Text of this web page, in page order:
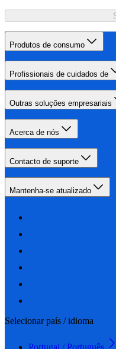
Produtos de consumo
Profissionais de cuidados de
Outras soluções empresariais
Acerca de nós
Contacto de suporte
Mantenha-se atualizado
Selecionar país / idioma
Portugal / Português